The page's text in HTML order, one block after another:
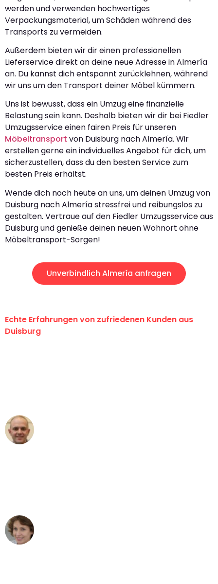
werden und verwenden hochwertiges
Verpackungsmaterial, um Schäden während des
Transports zu vermeiden.
Außerdem bieten wir dir einen professionellen
Lieferservice direkt an deine neue Adresse in Almería
an. Du kannst dich entspannt zurücklehnen, während
wir uns um den Transport deiner Möbel kümmern.
Uns ist bewusst, dass ein Umzug eine finanzielle
Belastung sein kann. Deshalb bieten wir dir bei Fiedler
Umzugsservice einen fairen Preis für unseren
Möbeltransport von Duisburg nach Almería. Wir
erstellen gerne ein individuelles Angebot für dich, um
sicherzustellen, dass du den besten Service zum
besten Preis erhältst.
Wende dich noch heute an uns, um deinen Umzug von
Duisburg nach Almería stressfrei und reibungslos zu
gestalten. Vertraue auf den Fiedler Umzugsservice aus
Duisburg und genieße deinen neuen Wohnort ohne
Möbeltransport-Sorgen!
Unverbindlich Almería anfragen
Echte Erfahrungen von zufriedenen Kunden aus
Duisburg